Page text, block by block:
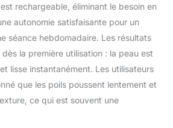
peluches. Lorsqu'il est
utilisé une fois par
semaine, cet exfoliant
sonique pour le visage
est montré dans des
études de recherche
indépendantes pour
améliorer l'apparence
des ridules, des rides et
rechargeable, éliminant le besoin en
autonomie satisfaisante pour un
séance hebdomadaire. Les résultats
la première utilisation : la peau est
lisse instantanément. Les utilisateurs
que les poils poussent lentement et
ce qui est souvent une